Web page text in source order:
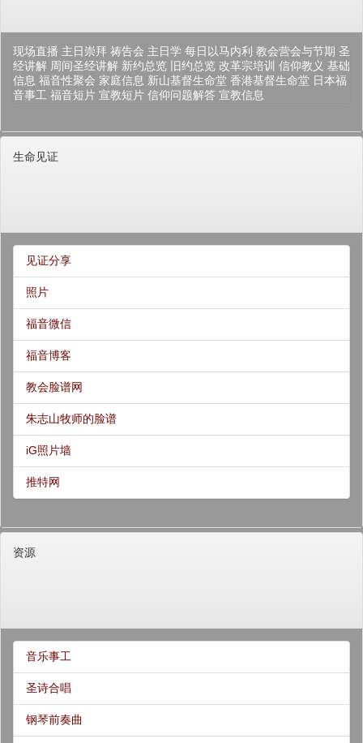
现场直播 主日崇拜 祷告会 主日学 每日以马内利 教会营会与节期 圣
经讲解 周间圣经讲解 新约总览 旧约总览 改革宗培训 信仰教义 基础
信息 福音性聚会 家庭信息 新山基督生命堂 香港基督生命堂 日本福
音事工 福音短片 宣教短片 信仰问题解答 宣教信息
生命见证
见证分享
照片
福音微信
福音博客
教会脸谱网
朱志山牧师的脸谱
iG照片墙
推特网
资源
音乐事工
圣诗合唱
钢琴前奏曲